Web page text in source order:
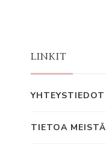
LINKIT
YHTEYSTIEDOT
TIETOA MEISTÄ